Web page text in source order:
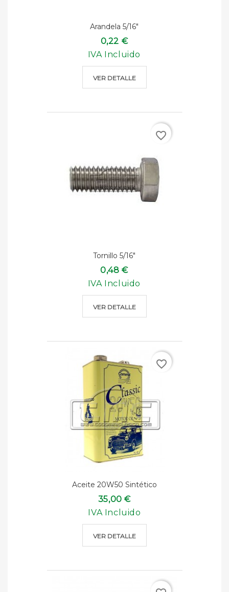
Arandela 5/16"
0,22 €
IVA Incluido
VER DETALLE
Tornillo 5/16"
0,48 €
IVA Incluido
VER DETALLE
favorite_border
Aceite 20W50 Sintético
35,00 €
IVA Incluido
VER DETALLE
favorite_border